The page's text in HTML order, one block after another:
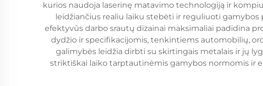
kurios naudoja laserinę matavimo technologiją ir
leidžiančius realiu laiku stebėti ir reguliuoti
efektyvūs darbo srautų dizainai maksimaliai padidina
dydžio ir specifikacijomis, tenkintiems automobilių,
galimybės leidžia dirbti su skirtingais metalais ir jų
striktiškai laiko tarptautinėmis gamybos normomis ir